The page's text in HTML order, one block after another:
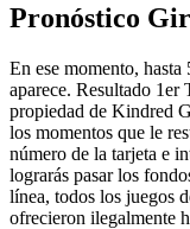
Pronóstico
En ese momento, hasta
aparece. Resultado 1er
propiedad de Kindred
los momentos que le
número de la tarjeta e
lograrás pasar los
línea, todos los juegos
ofrecieron ilegalmente